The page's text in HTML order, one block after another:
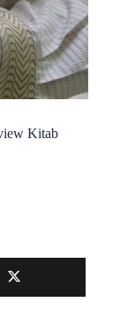
Kitab